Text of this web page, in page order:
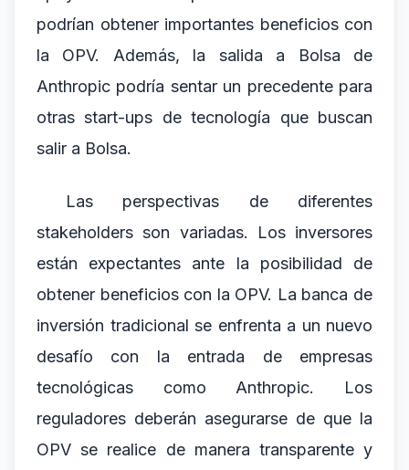
podrían obtener importantes beneficios con
la OPV. Además, la salida a Bolsa de
Anthropic podría sentar un precedente para
otras start-ups de tecnología que buscan
salir a Bolsa.
Las perspectivas de diferentes
stakeholders son variadas. Los inversores
están expectantes ante la posibilidad de
obtener beneficios con la OPV. La banca de
inversión tradicional se enfrenta a un nuevo
desafío con la entrada de empresas
tecnológicas como Anthropic. Los
reguladores deberán asegurarse de que la
OPV se realice de manera transparente y